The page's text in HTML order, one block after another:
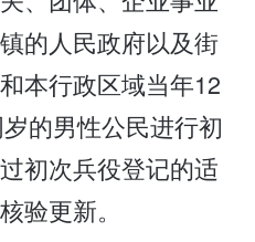
的人民政府以及街
本行政区域当年12
的男性公民进行初
初次兵役登记的适
验更新。